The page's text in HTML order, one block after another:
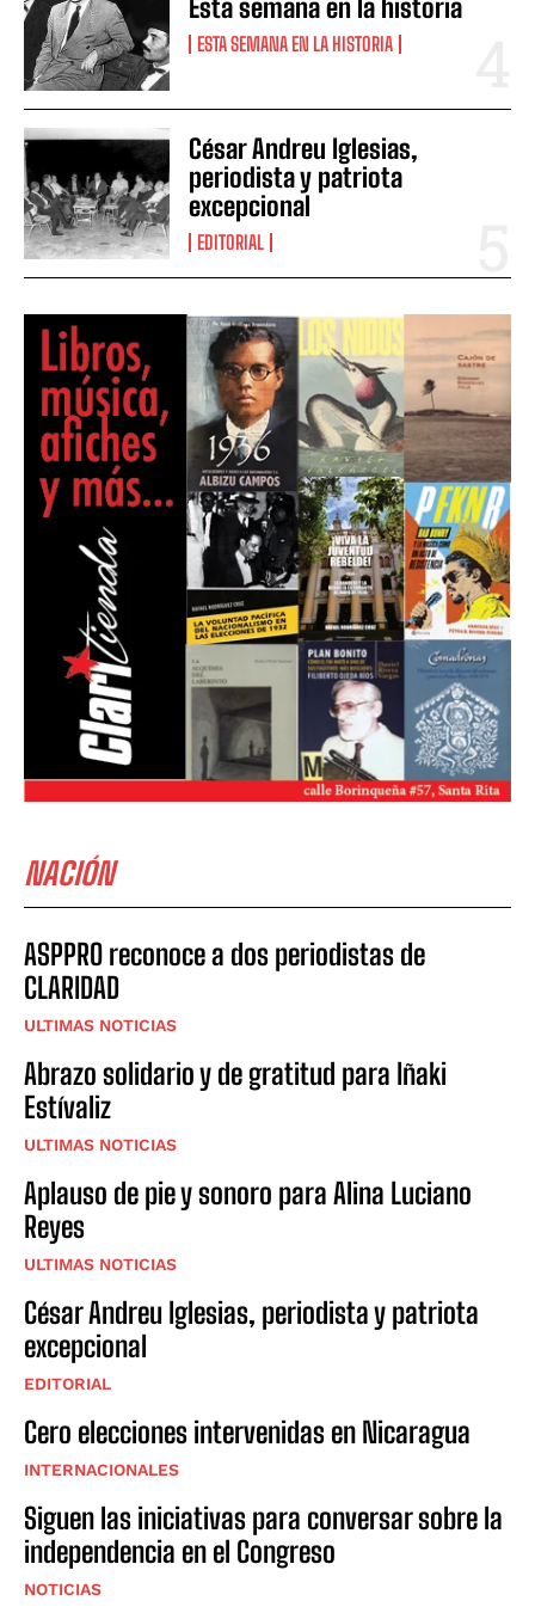
Esta semana en la historia
ESTA SEMANA EN LA HISTORIA
César Andreu Iglesias,
periodista y patriota
excepcional
EDITORIAL
NACIÓN
ASPPRO reconoce a dos periodistas de
CLARIDAD
ULTIMAS NOTICIAS
Abrazo solidario y de gratitud para Iñaki
Estívaliz
ULTIMAS NOTICIAS
Aplauso de pie y sonoro para Alina Luciano
Reyes
ULTIMAS NOTICIAS
César Andreu Iglesias, periodista y patriota
excepcional
EDITORIAL
Cero elecciones intervenidas en Nicaragua
INTERNACIONALES
Siguen las iniciativas para conversar sobre la
independencia en el Congreso
NOTICIAS